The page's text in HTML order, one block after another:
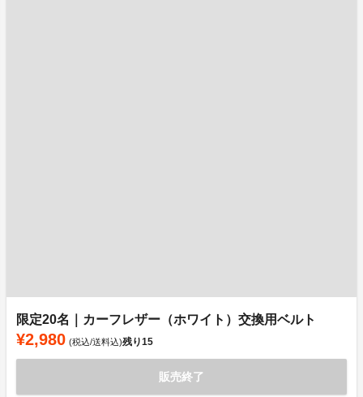
限定20名｜カーフレザー（ホワイト）交換用ベルト
¥2,980 (税込/送料込)残り15
販売終了